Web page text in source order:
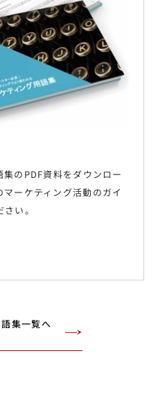
のPDF資料をダウンロー
ーケティング活動のガイ
い。
集一覧へ